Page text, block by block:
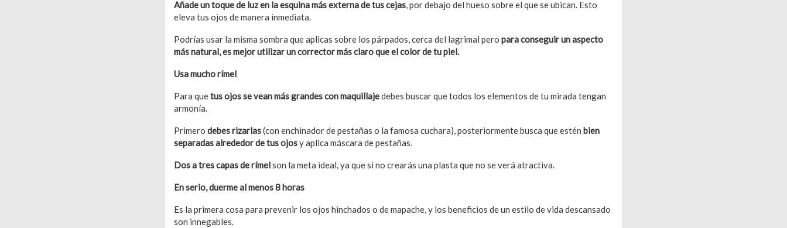
Añade un toque de luz en la esquina más externa de tus cejas, por debajo del hueso sobre el que se ubican. Esto
eleva tus ojos de manera inmediata.
Podrías usar la misma sombra que aplicas sobre los párpados, cerca del lagrimal pero para conseguir un aspecto
más natural, es mejor utilizar un corrector más claro que el color de tu piel.
Usa mucho rímel
Para quetus ojos se vean más grandes con maquillajedebes buscar que todos los elementos de tu mirada tengan
armonía.
Primero debes rizarlas(con enchinador de pestañas o la famosa cuchara), posteriormente busca que estén bien
separadas alrededor de tus ojosy aplica máscara de pestañas.
Dos a tres capas de rímelson la meta ideal, ya que si no crearás una plasta que no se verá atractiva.
En serio, duerme al menos 8 horas
Es la primera cosa para prevenir los ojos hinchados o de mapache, y los beneficios de un estilo de vida descansado
son innegables.